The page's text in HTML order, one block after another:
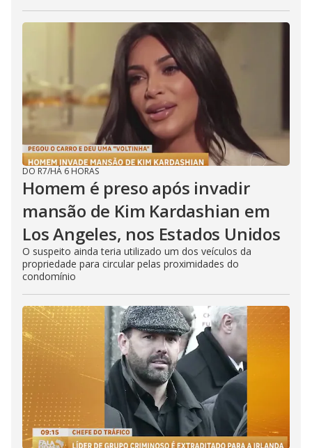
DO R7/HÁ 6 HORAS
Homem é preso após invadir
mansão de Kim Kardashian em
Los Angeles, nos Estados Unidos
O suspeito ainda teria utilizado um dos veículos da
propriedade para circular pelas proximidades do
condomínio